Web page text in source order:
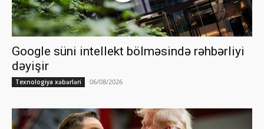
Google süni intellekt bölməsində rəhbərliyi
dəyişir
Texnologiya xəbərləri 06/08/2026